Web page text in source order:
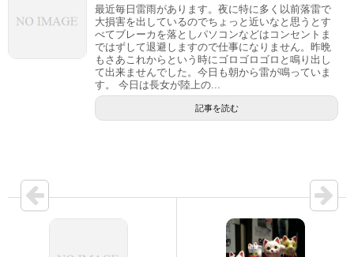
最近毎日雷雨があります。夜に特に多く以前落雷で
大損害を出しているのでちょっと近いなと思うとす
べてブレーカを落としパソコンなどはコンセントま
ではずして退避しますので仕事になりません。昨晩
もさあこれからという時にゴロゴロゴロと鳴り出し
て出来ませんでした。今日も朝から雷が鳴っていま
す。 今日は長女が陸上の...
記事を読む